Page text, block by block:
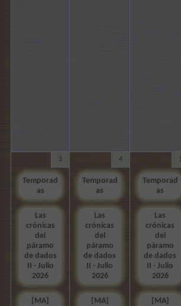
3
Temporad
as
Las
crónicas
del
páramo
de dados
II - Julio
2026
[MA]
4
Temporad
as
Las
crónicas
del
páramo
de dados
II - Julio
2026
[MA]
Temporad
as
Las
crónicas
del
páramo
de dados
II - Julio
2026
[MA]